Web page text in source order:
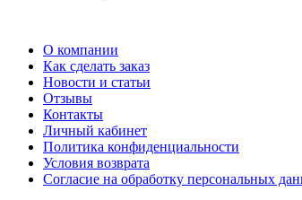
О компании
Как сделать заказ
Новости и статьи
Отзывы
Контакты
Личный кабинет
Политика конфиденциальности
Условия возврата
Согласие на обработку персональных